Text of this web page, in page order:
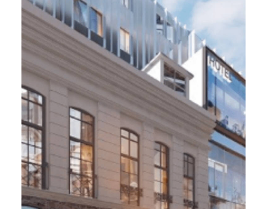
Le 31. Unofi, Lille (59)
8 000 m², 2021
Réhabilitation lourde de l’immeuble mixte
bureaux, hôtel et retail « Le 31 »
Due Diligence et Monitoring VEFA